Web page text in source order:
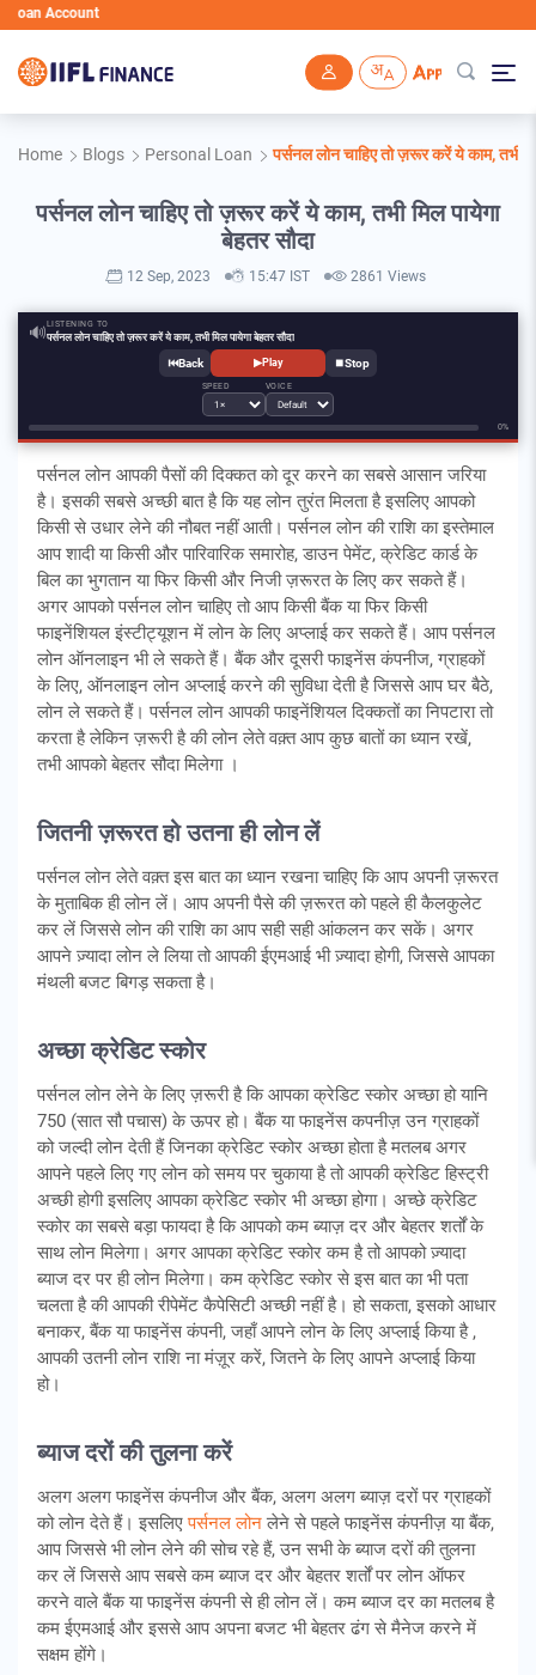
Account
Home Blogs Personal Loan पर्सनल लोन चाहिए तो ज़रूर करें ये काम, तभी
पर्सनल लोन चाहिए तो ज़रूर करें ये काम, तभी मिल पायेगा
बेहतर सौदा
12 Sep, 2023 15:47 IST 2861 Views
🔊 LISTENING TO
पर्सनल लोन चाहिए तो ज़रूर करें ये काम, तभी मिल पायेगा बेहतर सौदा
⏮ ▶Play ⏹
SPEED VOICE
0%
पर्सनल लोन आपकी पैसों की दिक्कत को दूर करने का सबसे आसान जरिया
है। इसकी सबसे अच्छी बात है कि यह लोन तुरंत मिलता है इसलिए आपको
किसी से उधार लेने की नौबत नहीं आती। पर्सनल लोन की राशि का इस्तेमाल
आप शादी या किसी और पारिवारिक समारोह, डाउन पेमेंट, क्रेडिट कार्ड के
बिल का भुगतान या फिर किसी और निजी ज़रूरत के लिए कर सकते हैं।
अगर आपको पर्सनल लोन चाहिए तो आप किसी बैंक या फिर किसी
फाइनेंशियल इंस्टीट्यूशन में लोन के लिए अप्लाई कर सकते हैं। आप पर्सनल
लोन ऑनलाइन भी ले सकते हैं। बैंक और दूसरी फाइनेंस कंपनीज, ग्राहकों
के लिए, ऑनलाइन लोन अप्लाई करने की सुविधा देती है जिससे आप घर बैठे,
लोन ले सकते हैं। पर्सनल लोन आपकी फाइनेंशियल दिक्कतों का निपटारा तो
करता है लेकिन ज़रूरी है की लोन लेते वक़्त आप कुछ बातों का ध्यान रखें,
तभी आपको बेहतर सौदा मिलेगा ।
जितनी ज़रूरत हो उतना ही लोन लें
पर्सनल लोन लेते वक़्त इस बात का ध्यान रखना चाहिए कि आप अपनी ज़रूरत
के मुताबिक ही लोन लें। आप अपनी पैसे की ज़रूरत को पहले ही कैलकुलेट
कर लें जिससे लोन की राशि का आप सही सही आंकलन कर सकें। अगर
आपने ज़्यादा लोन ले लिया तो आपकी ईएमआई भी ज़्यादा होगी, जिससे आपका
मंथली बजट बिगड़ सकता है।
अच्छा क्रेडिट स्कोर
पर्सनल लोन लेने के लिए ज़रूरी है कि आपका क्रेडिट स्कोर अच्छा हो यानि
750 (सात सौ पचास) के ऊपर हो। बैंक या फाइनेंस कपनीज़ उन ग्राहकों
को जल्दी लोन देती हैं जिनका क्रेडिट स्कोर अच्छा होता है मतलब अगर
आपने पहले लिए गए लोन को समय पर चुकाया है तो आपकी क्रेडिट हिस्ट्री
अच्छी होगी इसलिए आपका क्रेडिट स्कोर भी अच्छा होगा। अच्छे क्रेडिट
स्कोर का सबसे बड़ा फायदा है कि आपको कम ब्याज़ दर और बेहतर शर्तों के
साथ लोन मिलेगा। अगर आपका क्रेडिट स्कोर कम है तो आपको ज़्यादा
ब्याज दर पर ही लोन मिलेगा। कम क्रेडिट स्कोर से इस बात का भी पता
चलता है की आपकी रीपेमेंट कैपेसिटी अच्छी नहीं है। हो सकता, इसको आधार
बनाकर, बैंक या फाइनेंस कंपनी, जहाँ आपने लोन के लिए अप्लाई किया है ,
आपकी उतनी लोन राशि ना मंज़ूर करें, जितने के लिए आपने अप्लाई किया
हो।
ब्याज दरों की तुलना करें
अलग अलग फाइनेंस कंपनीज और बैंक, अलग अलग ब्याज़ दरों पर ग्राहकों
को लोन देते हैं। इसलिएपर्सनल लोनलेने से पहले फाइनेंस कंपनीज़ या बैंक,
आप जिससे भी लोन लेने की सोच रहे हैं, उन सभी के ब्याज दरों की तुलना
कर लें जिससे आप सबसे कम ब्याज दर और बेहतर शर्तों पर लोन ऑफर
करने वाले बैंक या फाइनेंस कंपनी से ही लोन लें। कम ब्याज दर का मतलब है
कम ईएमआई और इससे आप अपना बजट भी बेहतर ढंग से मैनेज करने में
सक्षम होंगे।